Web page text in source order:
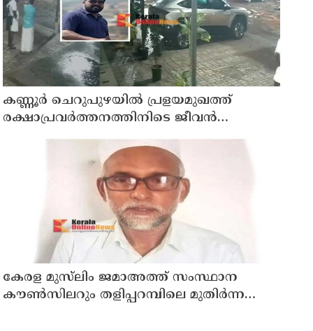
കണ്ണൂർ ചെറുപുഴയിൽ പ്രളയമുഖത്ത്
രക്ഷാപ്രവർത്തനത്തിനിടെ ജീവൻ
നഷ്ടപ്പെട്ട ആർ. രാജേഷിൻ്റെ ഭൗതിക
ശരീരത്തോട് അനാദരവ് കാണിച്ചതായി
കേരള മുസ്‌ലിം ജമാഅത്ത് സംസ്ഥാന
കൗൺസിലറും തളിപ്പറമ്പിലെ മുതിർന്ന